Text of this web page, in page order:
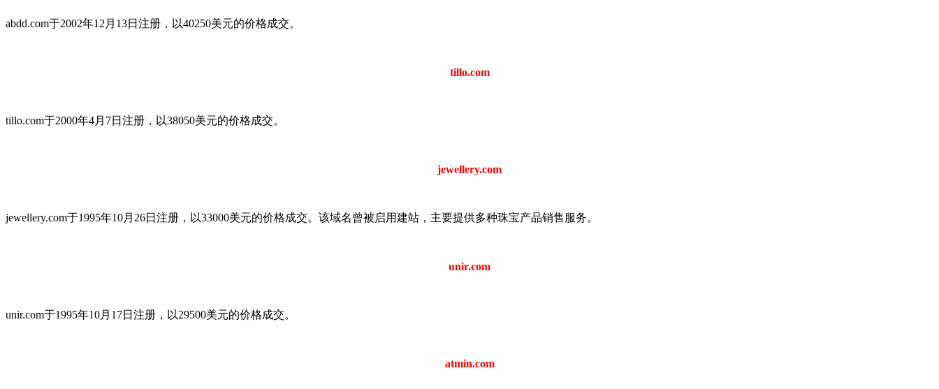
abdd.com于2002年12月13日注册，以40250美元的价格成交。
tillo.com
tillo.com于2000年4月7日注册，以38050美元的价格成交。
jewellery.com
jewellery.com于1995年10月26日注册，以33000美元的价格成交。该域名曾被启用建站，主要提供多种珠宝产品销售服务。
unir.com
unir.com于1995年10月17日注册，以29500美元的价格成交。
atmin.com